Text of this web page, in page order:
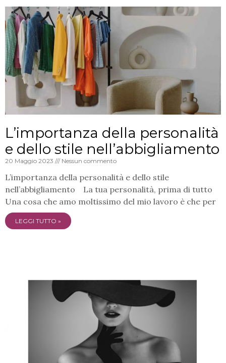
L’importanza della personalità
e dello stile nell’abbigliamento
20 Maggio 2023 Nessun commento
L’importanza della personalità e dello stile
nell’abbigliamento La tua personalità, prima di tutto
Una cosa che amo moltissimo del mio lavoro è che per
LEGGI TUTTO »